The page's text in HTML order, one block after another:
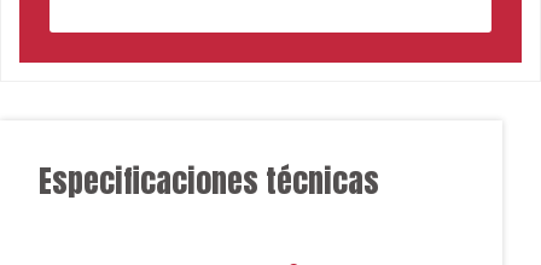
Especificaciones técnicas